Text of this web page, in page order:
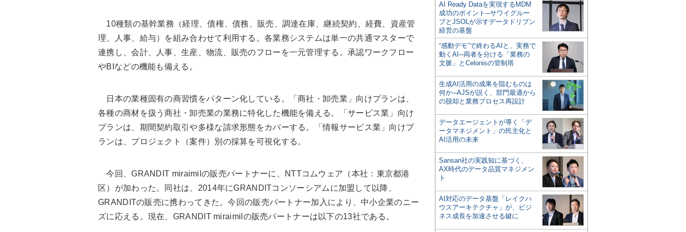
10種類の基幹業務（経理、債権、債務、販売、調達在庫、継続契約、経費、資産管
理、人事、給与）を組み合わせて利用する。各業務システムは単一の共通マスターで
連携し、会計、人事、生産、物流、販売のフローを一元管理する。承認ワークフロー
やBIなどの機能も備える。
日本の業種固有の商習慣をパターン化している。「商社・卸売業」向けプランは、
各種の商材を扱う商社・卸売業の業務に特化した機能を備える。「サービス業」向け
プランは、期間契約取引や多様な請求形態をカバーする。「情報サービス業」向けプ
ランは、プロジェクト（案件）別の採算を可視化する。
今回、GRANDIT miraimilの販売パートナーに、NTTコムウェア（本社：東京都港
区）が加わった。同社は、2014年にGRANDITコンソーシアムに加盟して以降、
GRANDITの販売に携わってきた。今回の販売パートナー加入により、中小企業のニー
ズに応える。現在、GRANDIT miraimilの販売パートナーは以下の13社である。
AI Ready Dataを実現するMDM
成功のポイント─サワイグルー
プとJSOLが示すデータドリブン
経営の基盤
“感動デモ”で終わるAIと、実務で
動くAI─両者を分ける「業務の
文脈」とCelonisの管制塔
生成AI活用の成果を阻むものは
何か─AJSが説く、部門最適から
の脱却と業務プロセス再設計
データエージェントが導く「デ
ータマネジメント」の民主化と
AI活用の未来
Sansan社の実践知に基づく、
AX時代のデータ品質マネジメン
ト
AI対応のデータ基盤「レイクハ
ウスアーキテクチャ」が、ビジ
ネス成長を加速させる鍵に